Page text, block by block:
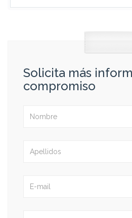
Solicita más
compromiso